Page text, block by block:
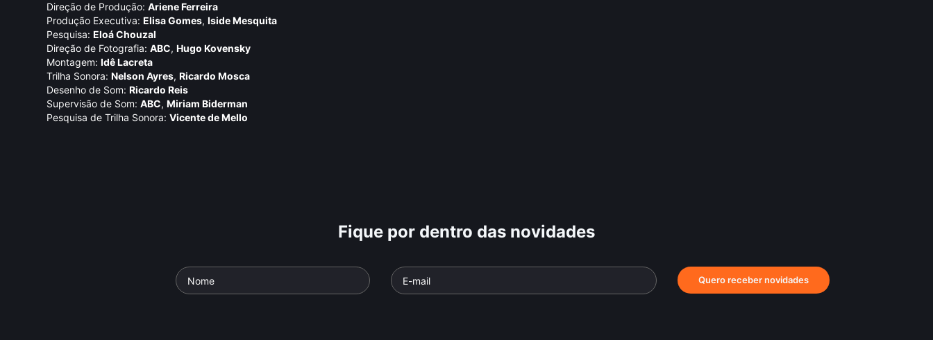
Direção de Produção: Ariene Ferreira
Produção Executiva: Elisa Gomes,Iside Mesquita
Pesquisa: Eloá Chouzal
Direção de Fotografia: ABC,Hugo Kovensky
Montagem: Idê Lacreta
Trilha Sonora: Nelson Ayres,Ricardo Mosca
Desenho de Som: Ricardo Reis
Supervisão de Som: ABC,Miriam Biderman
Pesquisa de Trilha Sonora: Vicente de Mello
Fique por dentro das novidades
Quero receber novidades